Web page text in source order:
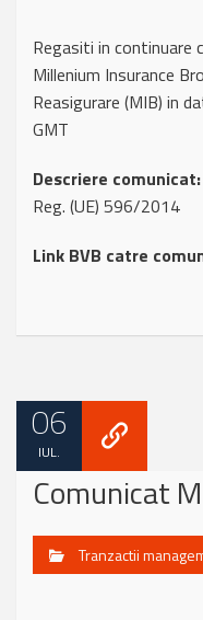
Regasiti in continuare
Millenium Insurance
Reasigurare (MIB) in
GMT
Descriere comunicat:
Reg. (UE) 596/2014
Link BVB catre
06
IUL.
Comunicat
Tranzactii